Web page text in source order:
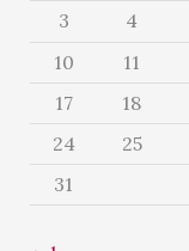
3
4
10
11
17
18
24
25
31